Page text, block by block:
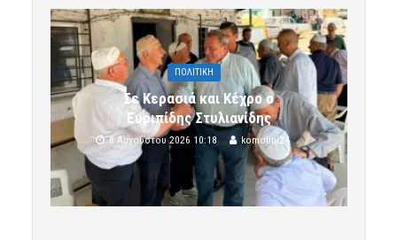
ΠΟΛΙΤΙΚΗ
Σε Κερασιά και Κέχρο ο
Ευριπίδης Στυλιανίδης
8 Αυγούστου 2026 10:18 komotini24